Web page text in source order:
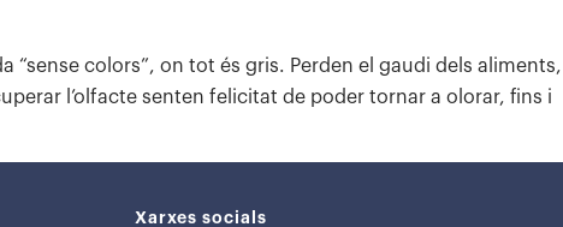
“sense colors”, on tot és gris. Perden el gaudi dels aliments,
l’olfacte senten felicitat de poder tornar a olorar, fins i
Xarxes socials